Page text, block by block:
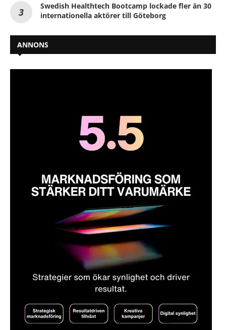
Swedish Healthtech Bootcamp lockade fler än 30
internationella aktörer till Göteborg
ANNONS